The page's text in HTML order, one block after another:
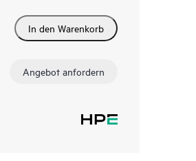
In den Warenkorb
Angebot anfordern